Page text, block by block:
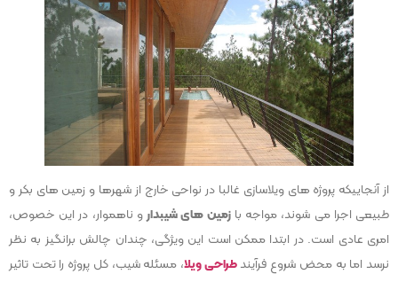
از آنجاییکه پروژه های ویلاسازی غالبا در نواحی خارج از شهرها و زمین های بکر و
طبیعی اجرا می شوند، مواجه بازمین های شیبدارو ناهموار، در این خصوص،
امری عادی است. در ابتدا ممکن است این ویژگی، چندان چالش برانگیز به نظر
نرسد اما به محض شروع فرآیندطراحی ویلا، مسئله شیب، کل پروژه را تحت تاثیر